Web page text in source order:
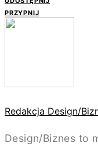
PRZYPNIJ
Redakcja Design/
Design/Biznes to